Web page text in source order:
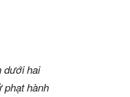
dưới hai
phạt hành